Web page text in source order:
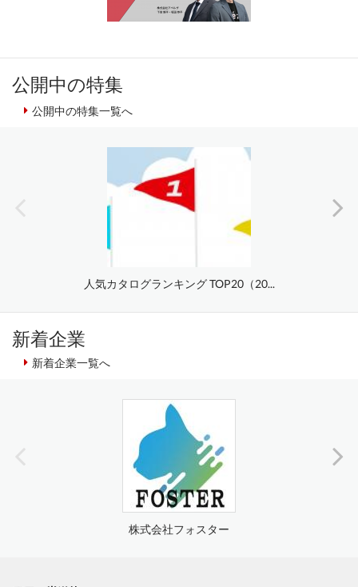
公開中の特集
公開中の特集一覧へ
人気カタログランキング TOP20（20...
新着企業
新着企業一覧へ
株式会社フォスター